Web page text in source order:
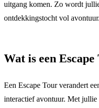
uitgang komen. Zo wordt
ontdekkingstocht vol avontuur.
Wat is een Escape
Een Escape Tour verandert
interactief avontuur. Met